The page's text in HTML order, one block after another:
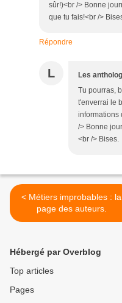
sûr!)<br /> Bonne
que tu fais!<br />
Répondre
L Les
Tu pourras,
t'enverrai le
informations
/> Bonne
<br /> Bises.
< Métiers improbables : la
page des auteurs.
Hébergé par Overblog
Top articles
Pages